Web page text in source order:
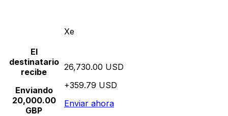
Xe
El
destinatario
recibe
Enviando
20,000.00
GBP
26,730.00 USD
+359.79 USD
Enviar ahora